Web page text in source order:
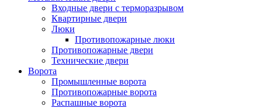
Входные двери с терморазрывом
Квартирные двери
Люки
Противопожарные люки
Противопожарные двери
Технические двери
Ворота
Промышленные ворота
Противопожарные ворота
Распашные ворота